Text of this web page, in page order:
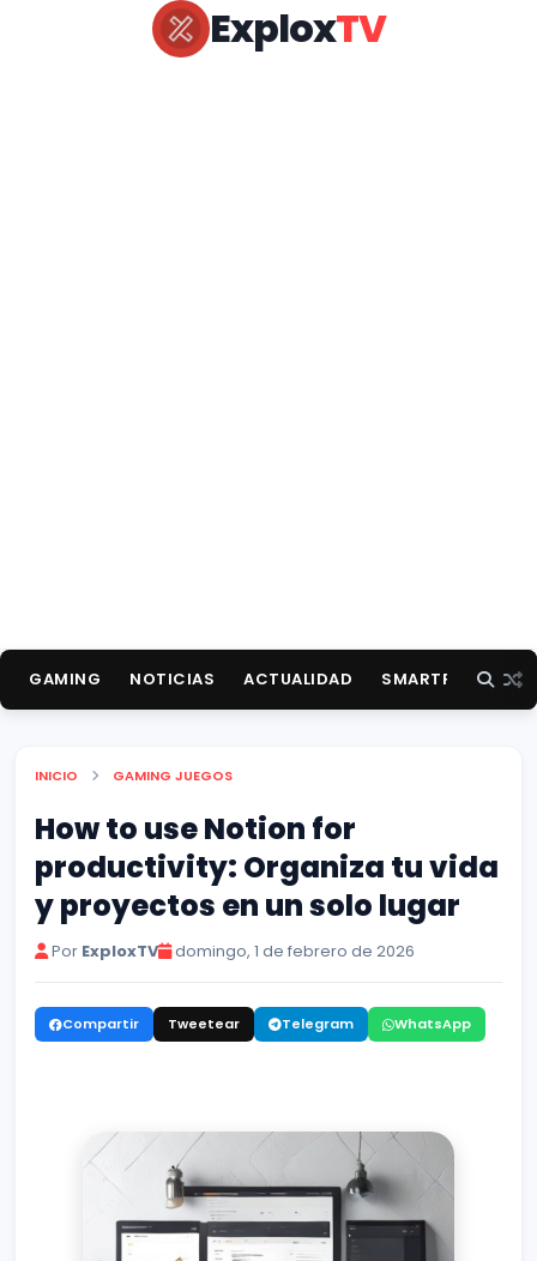
ExploxTV
GAMING NOTICIAS ACTUALIDAD SMARTPHONES
INICIO GAMING JUEGOS
How to use Notion for
productivity: Organiza tu vida
y proyectos en un solo lugar
Por ExploxTV domingo, 1 de febrero de 2026
Compartir Tweetear Telegram WhatsApp